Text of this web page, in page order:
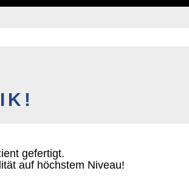
gefertigt.
auf höchstem Niveau!